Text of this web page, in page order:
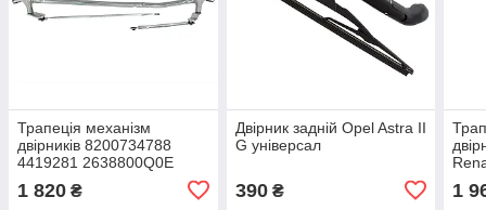
Трапеція механізм
двірників 8200734788
4419281 2638800Q0E
Movano B Nissan NV400
1 820 ₴
Двірник задній Opel Astra II
G універсал
390₴ 1